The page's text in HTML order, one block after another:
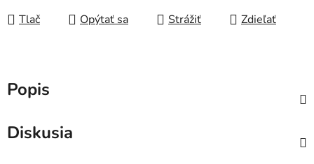
Tlač
Opýtať sa Strážiť Zdieľať
Popis
Diskusia